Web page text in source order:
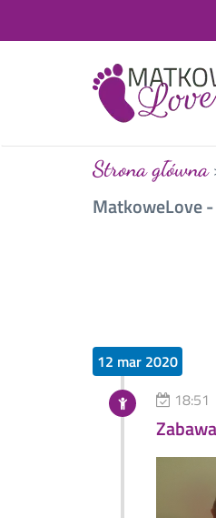
Strona główna
MatkoweLove
12 mar 2020
18:51